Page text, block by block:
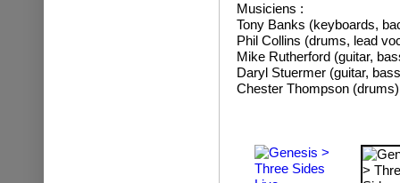
Musiciens :
Tony Banks (keyboards,
Phil Collins (drums, lead
Mike Rutherford (guitar,
Daryl Stuermer (guitar,
Chester Thompson (drums)